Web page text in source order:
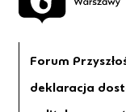
Forum
deklaracja